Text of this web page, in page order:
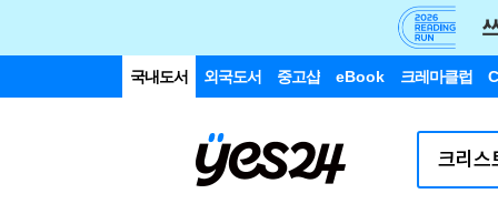
국내도서 외국도서 중고샵 eBook 크레마클럽